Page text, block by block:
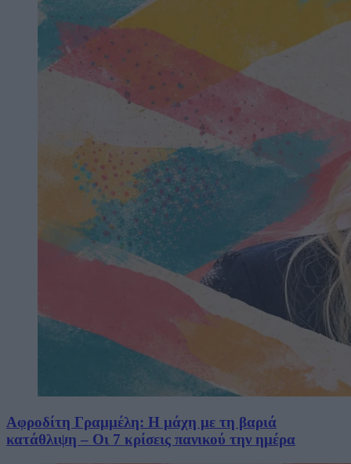
Αφροδίτη Γραμμέλη: Η μάχη με τη βαριά
κατάθλιψη – Οι 7 κρίσεις πανικού την ημέρα